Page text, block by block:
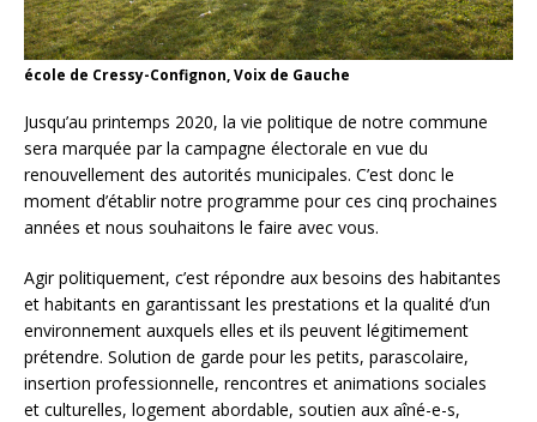
école de Cressy-Confignon, Voix de Gauche
Jusqu’au printemps 2020, la vie politique de notre commune
sera marquée par la campagne électorale en vue du
renouvellement des autorités municipales. C’est donc le
moment d’établir notre programme pour ces cinq prochaines
années et nous souhaitons le faire avec vous.
Agir politiquement, c’est répondre aux besoins des habitantes
et habitants en garantissant les prestations et la qualité d’un
environnement auxquels elles et ils peuvent légitimement
prétendre. Solution de garde pour les petits, parascolaire,
insertion professionnelle, rencontres et animations sociales
et culturelles, logement abordable, soutien aux aîné-e-s,